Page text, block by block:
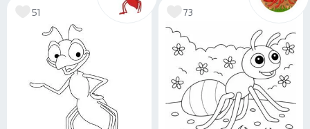
51 73